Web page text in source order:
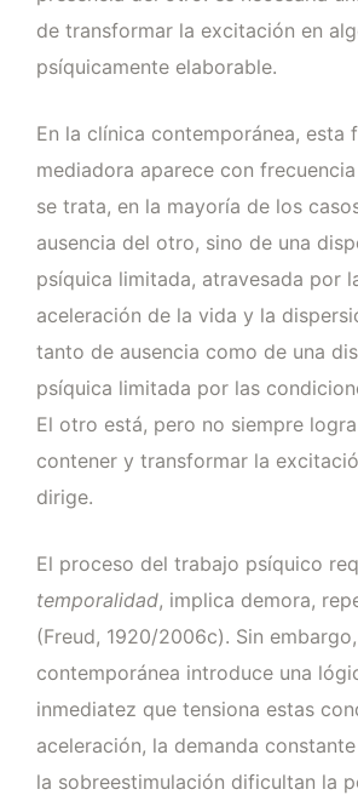
de transformar la excitación en
psíquicamente elaborable.
En la clínica contemporánea, esta
mediadora aparece con
se trata, en la mayoría de los
ausencia del otro, sino de una
psíquica limitada, atravesada por
aceleración de la vida y la
tanto de ausencia como de una
psíquica limitada por las
El otro está, pero no siempre
contener y transformar la
dirige.
El proceso del trabajo psíquico
temporalidad, implica demora,
(Freud, 1920/2006c). Sin
contemporánea introduce una
inmediatez que tensiona estas
aceleración, la demanda
la sobreestimulación dificultan la